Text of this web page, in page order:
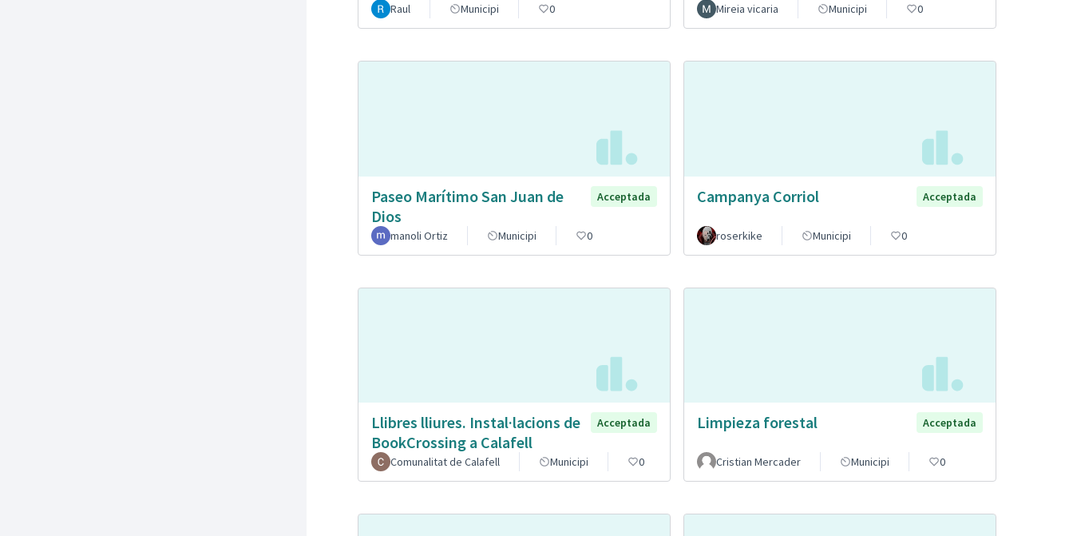
Raul Municipi 0 Mireia vicaria Municipi 0
Paseo Marítimo San Juan de
Dios
Acceptada
manoli Ortiz Municipi 0
Campanya Corriol Acceptada
roserkike Municipi 0
Llibres lliures. Instal·lacions de
BookCrossing a Calafell
Acceptada
Comunalitat de Calafell Municipi 0
Limpieza forestal Acceptada
Cristian Mercader Municipi 0